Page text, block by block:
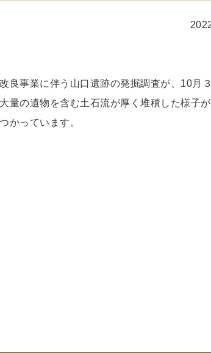
良事業に伴う山口遺跡の発掘調査が、10月
量の遺物を含む土石流が厚く堆積した様子
かっています。